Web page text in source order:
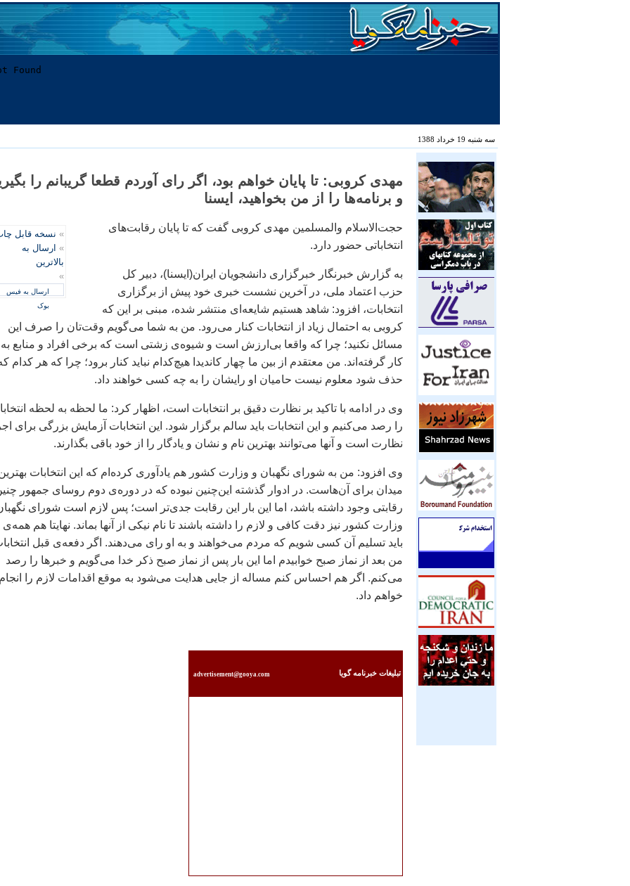
سه شنبه 19 خرداد 1388
مهدی کروبی: تا پايان خواهم بود، اگر رای آوردم قطعا گريبانم را
و برنامه‌ها را از من بخواهيد، ايسنا
» نسخه قابل
» ارسال به
بالاترین
»
ارسال به فیس
بوک
حجت‌الاسلام والمسلمين مهدی کروبی گفت که تا پايان رقابت‌های
انتخاباتی حضور دارد.
به گزارش خبرنگار خبرگزاری دانشجويان ايران(ايسنا)، دبير کل
حزب اعتماد ملی، در آخرين نشست خبری خود پيش از برگزاری
انتخابات، افزود: شاهد هستيم شايعه‌ای منتشر شده، مبنی بر اين که
کروبی به احتمال زياد از انتخابات کنار می‌رود. من به شما می‌گويم وقت‌تان را صرف اين
مسائل نکنيد؛ چرا که واقعا بی‌ارزش است و شيوه‌ی زشتی است که برخی افراد و منابع به
کار گرفته‌اند. من معتقدم از بين ما چهار کانديدا هيچ‌کدام نبايد کنار برود؛ چرا که هر کدام
حذف شود معلوم نيست حاميان او رايشان را به چه کسی خواهند داد.
وی در ادامه با تاکيد بر نظارت دقيق بر انتخابات است، اظهار کرد: ما لحظه به لحظه
را رصد می‌کنيم و اين انتخابات بايد سالم برگزار شود. اين انتخابات آزمايش بزرگی برای
نظارت است و آنها می‌توانند بهترين نام و نشان و يادگار را از خود باقی بگذارند.
وی افزود: من به شورای نگهبان و وزارت کشور هم يادآوری کرده‌ام که اين انتخابات
ميدان برای آن‌هاست. در ادوار گذشته اين‌چنين نبوده که در دوره‌ی دوم روسای جمهور
رقابتی وجود داشته باشد، اما اين بار اين رقابت جدی‌تر است؛ پس لازم است شورای
وزارت کشور نيز دقت کافی و لازم را داشته باشند تا نام نيکی از آنها بماند. نهايتا هم همه‌ی
بايد تسليم آن کسی شويم که مردم می‌خواهند و به او رای می‌دهند. اگر دفعه‌ی قبل
من بعد از نماز صبح خوابيدم اما اين بار پس از نماز صبح ذکر خدا می‌گويم و خبرها را رصد
می‌کنم. اگر هم احساس کنم مساله از جايی هدايت می‌شود به موقع اقدامات لازم را انجام
خواهم داد.
تبليغات خبرنامه گويا advertisement@gooya.com